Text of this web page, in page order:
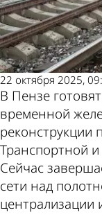
22 октября 2025,
В Пензе
временной
реконструкции
Транспортной и
Сейчас
сети над
централизации